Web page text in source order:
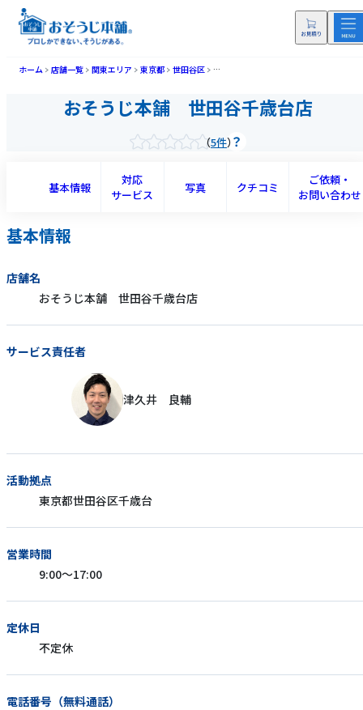
ホーム 店舗一覧 関東エリア 東京都 世田谷区 おそうじ本舗 世田谷千歳台店(セタガ
おそうじ本舗 世田谷千歳台店
5件
基本情報
対応
サービス
写真 クチコミ
ご依頼・
お問い合わせ
基本情報
店舗名
おそうじ本舗 世田谷千歳台店
サービス責任者
津久井 良輔
活動拠点
東京都世田谷区千歳台
営業時間
9:00〜17:00
定休日
不定休
電話番号（無料通話）